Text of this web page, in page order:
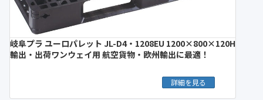
岐阜プラ ユーロパレット JL-D4・1208EU 1200×800×120H
輸出・出荷ワンウェイ用 航空貨物・欧州輸出に最適！
詳細を見る